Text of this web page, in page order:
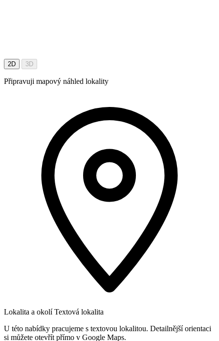
2D 3D
Připravuji mapový náhled lokality
Lokalita a okolí Textová lokalita
U této nabídky pracujeme s textovou lokalitou. Detailnější orientaci
si můžete otevřít přímo v Google Maps.